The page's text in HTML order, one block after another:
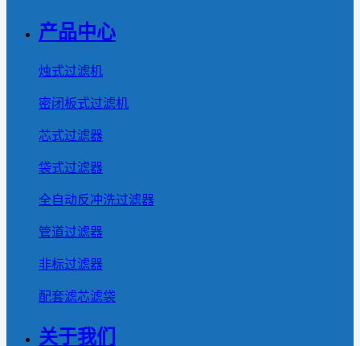
产品中心
烛式过滤机
密闭板式过滤机
芯式过滤器
袋式过滤器
全自动反冲洗过滤器
管道过滤器
非标过滤器
配套滤芯滤袋
关于我们